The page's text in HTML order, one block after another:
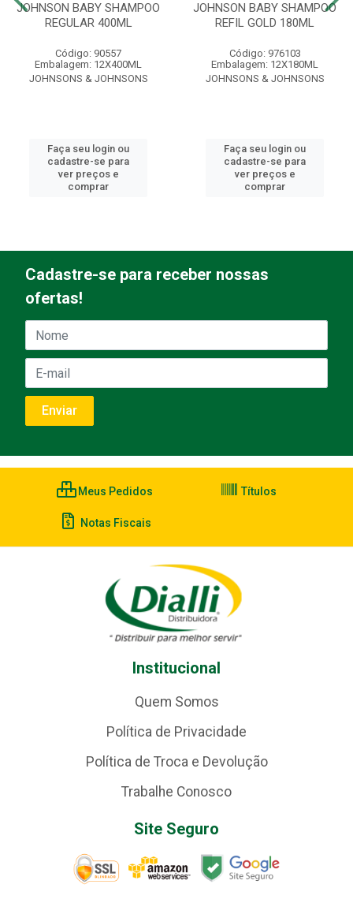
JOHNSON BABY SHAMPOO
REGULAR 400ML
Código: 90557
Embalagem: 12X400ML
JOHNSONS & JOHNSONS
Faça seu login ou
cadastre-se para
ver preços e
comprar
JOHNSON BABY SHAMPOO
REFIL GOLD 180ML
Código: 976103
Embalagem: 12X180ML
JOHNSONS & JOHNSONS
Faça seu login ou
cadastre-se para
ver preços e
comprar
Cadastre-se para receber nossas
ofertas!
Meus Pedidos Títulos
Notas Fiscais
Institucional
Quem Somos
Política de Privacidade
Política de Troca e Devolução
Trabalhe Conosco
Site Seguro